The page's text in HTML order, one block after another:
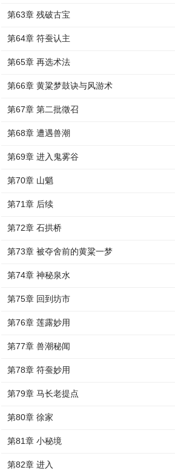
第63章 残破古宝
第64章 符蚕认主
第65章 再选术法
第66章 黄粱梦鼓诀与风游术
第67章 第二批徵召
第68章 遭遇兽潮
第69章 进入鬼雾谷
第70章 山魈
第71章 后续
第72章 石拱桥
第73章 被夺舍前的黄粱一梦
第74章 神秘泉水
第75章 回到坊市
第76章 莲露妙用
第77章 兽潮秘闻
第78章 符蚕妙用
第79章 马长老提点
第80章 徐家
第81章 小秘境
第82章 进入